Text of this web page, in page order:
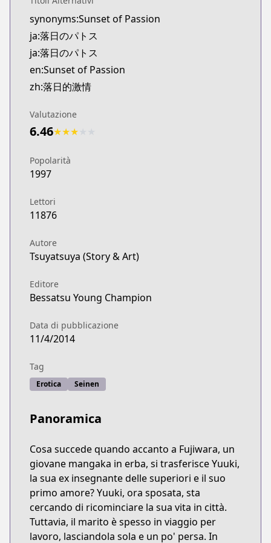
Kitsu
https://kitsu.app/manga/40478
MangaUpdates
MangaUpdates
https://www.mangaupdates.com/
Book☆Walker
Book☆Walker
https://bookwalker.jp/series/52038/list
synonyms:Sunset of Passion
ja:落日のパトス
ja:落日のパトス
en:Sunset of Passion
zh:落日的激情
Valutazione
6.46★★★
Popolarità
1997
Lettori
11876
Autore
Tsuyatsuya (Story & Art)
Editore
Bessatsu Young Champion
Data di pubblicazione
11/4/2014
Tag
Erotica Seinen
Panoramica
Cosa succede quando accanto a Fujiwara, un
giovane mangaka in erba, si trasferisce Yuuki,
la sua ex insegnante delle superiori e il suo
primo amore? Yuuki, ora sposata, sta
cercando di ricominciare la sua vita in città.
Tuttavia, il marito è spesso in viaggio per
lavoro, lasciandola sola e un po' persa. In